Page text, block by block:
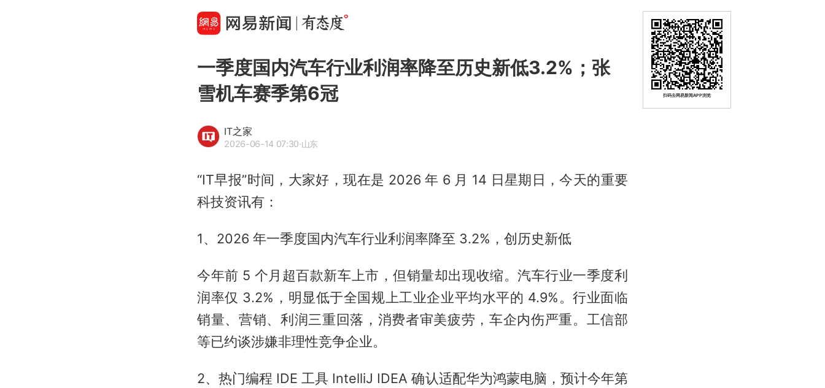
一季度国内汽车行业利润率降至历史新低3.2%；张
雪机车赛季第6冠
IT之家
2026-06-14 07:30·山东
“IT早报”时间，大家好，现在是 2026 年 6 月 14 日星期日，今天的重要
科技资讯有：
1、2026 年一季度国内汽车行业利润率降至 3.2%，创历史新低
今年前 5 个月超百款新车上市，但销量却出现收缩。汽车行业一季度利
润率仅 3.2%，明显低于全国规上工业企业平均水平的 4.9%。行业面临
销量、营销、利润三重回落，消费者审美疲劳，车企内伤严重。工信部
等已约谈涉嫌非理性竞争企业。
2、热门编程 IDE 工具 IntelliJ IDEA 确认适配华为鸿蒙电脑，预计今年第
扫码去网易新闻APP浏览